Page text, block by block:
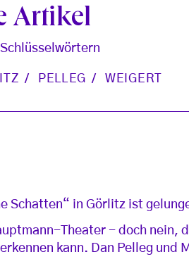
Artikel
PELLEG WEIGERT
Schatten“ in Görlitz ist
Theater - doch nein,
kann. Dan Pelleg und